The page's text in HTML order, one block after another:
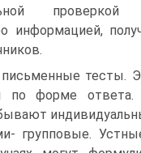
проверкой
информацией,
тесты.
по форме
групповые.